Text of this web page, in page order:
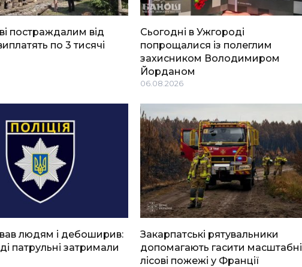
постраждалим від
по 3 тисячі
Сьогодні в Ужгороді
попрощалися із полеглим
захисником Володимиром
Йорданом
06.08.2026
людям і дебоширив:
патрульні затримали
Закарпатські рятувальники
допомагають гасити масштабні
лісові пожежі у Франції